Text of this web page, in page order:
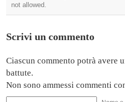
not allowed.
Scrivi un commento
Ciascun commento potrà avere
battute.
Non sono ammessi commenti